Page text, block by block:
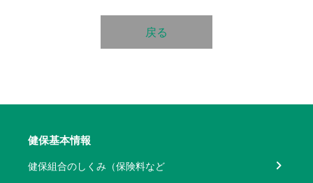
戻る
健保基本情報
健保組合のしくみ（保険料など